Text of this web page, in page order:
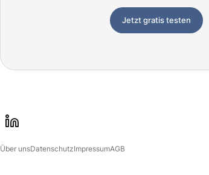
Jetzt gratis testen
i
Über unsDatenschutzImpressumAGB